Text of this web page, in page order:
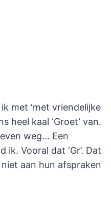
met ‘met vriendelijke
heel kaal ‘Groet’ van.
weg… Een
Vooral dat ‘Gr’. Dat
aan hun afspraken